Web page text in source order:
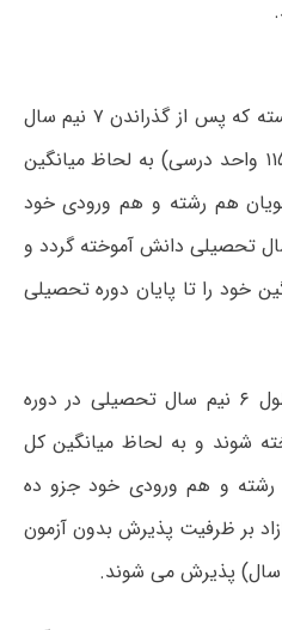
دانشجوی دوره کارشناسی پیوسته که پس از گذراندن ۷ نیم سال
تحصیلی (با گذراندن حداقل ۱۱۵ واحد درسی) به لحاظ میانگین
هم رشته و هم ورودی خود
در مدت ۸ نیم سال تحصیلی دانش آموخته گردد و
خود را تا پایان دوره تحصیلی
متقاضیانی که در طول ۶ نیم سال تحصیلی در دوره
شوند و به لحاظ میانگین کل
رشته و هم ورودی خود جزو ده
بر ظرفیت پذیرش بدون آزمون
سال) پذیرش می شوند.